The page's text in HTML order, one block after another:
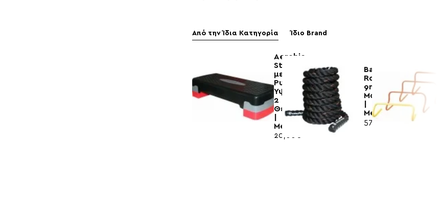
Από την Ίδια Κατηγορία Ίδιο Brand
Aerobic
Stepper
με
Ρυθμιζόμενο
Ύψος
2
Θέσεων
Megafitness
20,00€
Battle
Rope
9m
Μαύρο
MegaFitness
57,80€